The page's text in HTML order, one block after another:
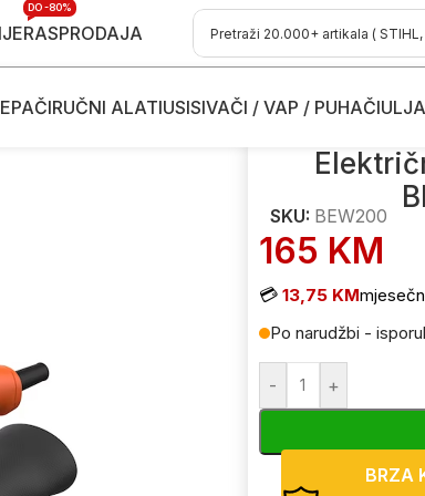
RASPRODAJA
DO -80%
RUČNI ALATIUSISIVAČI / VAP / PUHAČIULJA
vibracione brusilice - šlajfarice Električna vibraciona
SKU: BEW200
165 KM
💳 13,75 KM
Po narudžbi -
- +
BRZA